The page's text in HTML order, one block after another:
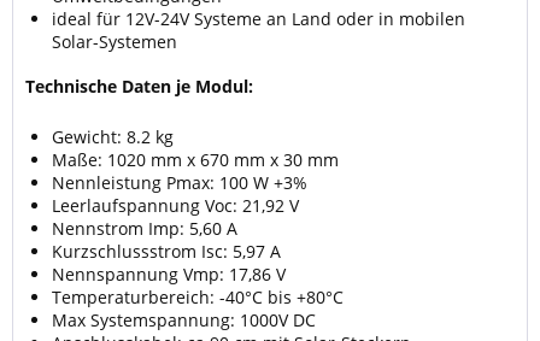
ideal für 12V-24V Systeme an Land oder in mobilen
Solar-Systemen
Technische Daten je Modul:
Gewicht: 8.2 kg
Maße: 1020 mm x 670 mm x 30 mm
Nennleistung Pmax: 100 W +3%
Leerlaufspannung Voc: 21,92 V
Nennstrom Imp: 5,60 A
Kurzschlussstrom Isc: 5,97 A
Nennspannung Vmp: 17,86 V
Temperaturbereich: -40°C bis +80°C
Max Systemspannung: 1000V DC